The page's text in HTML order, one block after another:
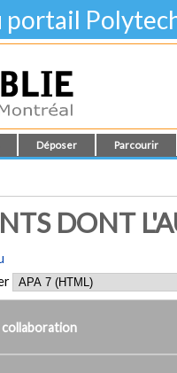
portail
Déposer Parcourir
DONT
collaboration